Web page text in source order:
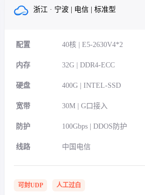
浙江 · 宁波 | 电信 | 标准型
配置 40核 | E5-2630V4*2
内存 32G | DDR4-ECC
硬盘 400G | INTEL-SSD
宽带 30M | G口接入
防护 100Gbps | DDOS防护
线路 中国电信
可封UDP 人工过白